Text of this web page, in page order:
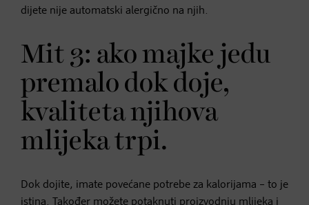
dijete nije automatski alergično na njih.
Mit 3: ako majke jedu
premalo dok doje,
kvaliteta njihova
mlijeka trpi.
Dok dojite, imate povećane potrebe za kalorijama – to je
istina. Također možete potaknuti proizvodnju mlijeka i